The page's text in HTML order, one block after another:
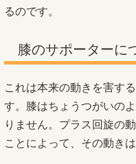
るのです。
膝のサポーターに
これは本来の動きを害す
す。膝はちょうつがいの
りません。プラス回旋の
ことによって、その動き